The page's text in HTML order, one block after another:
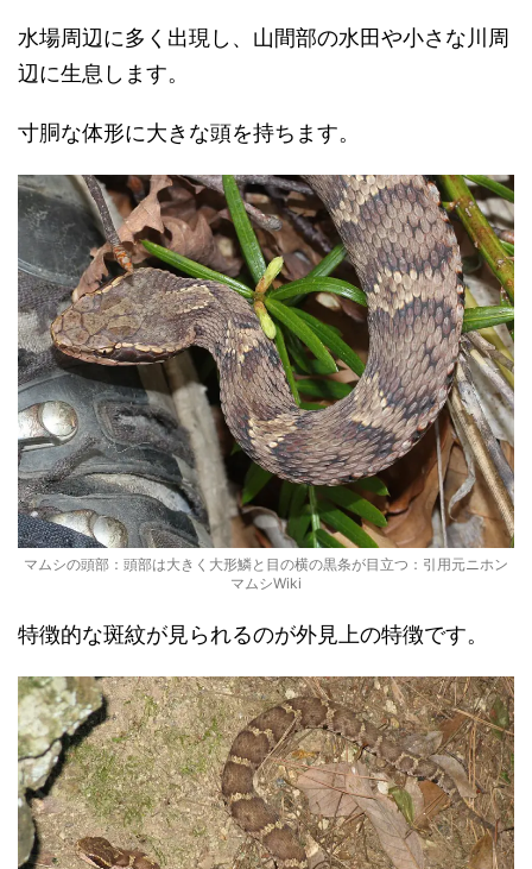
水場周辺に多く出現し、山間部の水田や小さな川周
辺に生息します。
寸胴な体形に大きな頭を持ちます。
マムシの頭部：頭部は大きく大形鱗と目の横の黒条が目立つ：引用元ニホン
マムシWiki
特徴的な斑紋が見られるのが外見上の特徴です。